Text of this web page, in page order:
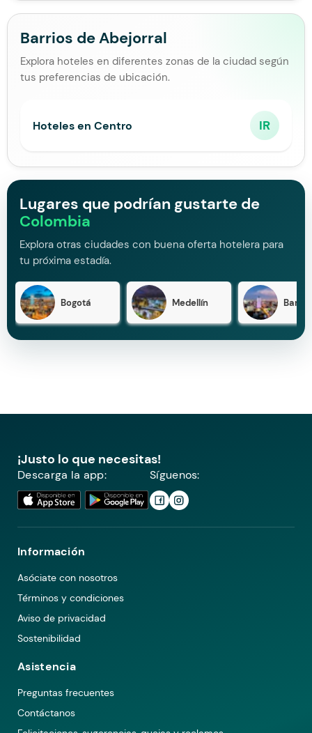
Barrios de Abejorral
Explora hoteles en diferentes zonas de la ciudad según
tus preferencias de ubicación.
Hoteles en Centro IR
Lugares que podrían gustarte de
Colombia
Explora otras ciudades con buena oferta hotelera para
tu próxima estadía.
Bogotá Medellín
¡Justo lo que necesitas!
Descarga la app: Síguenos:
Información
Asóciate con nosotros
Términos y condiciones
Aviso de privacidad
Sostenibilidad
Asistencia
Preguntas frecuentes
Contáctanos